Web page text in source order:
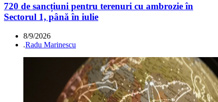
720 de sancțiuni pentru terenuri cu ambrozie în
Sectorul 1, până în iulie
8/9/2026
.Radu Marinescu